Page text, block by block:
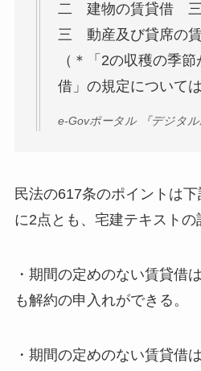
二 建物の賃貸借 三
三 動産及び貸席の
（＊「2の収穫の季
借」の規定について
e-Govポータル 『デジタル
民法の617条のポイントは
に2点とも、宅建テキストの
・期間の定めのない賃貸借
も解約の申入れができる。
・期間の定めのない賃貸借